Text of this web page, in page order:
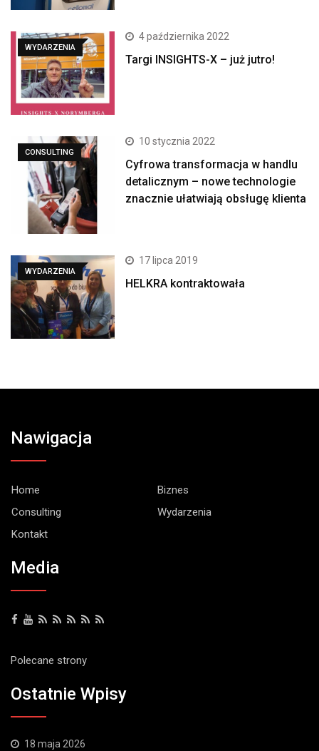
WYDARZENIA
4 października 2022
Targi INSIGHTS-X – już jutro!
CONSULTING
10 stycznia 2022
Cyfrowa transformacja w handlu
detalicznym – nowe technologie
znacznie ułatwiają obsługę klienta
WYDARZENIA
17 lipca 2019
HELKRA kontraktowała
Nawigacja
Home
Biznes
Consulting
Wydarzenia
Kontakt
Media
Polecane strony
Ostatnie Wpisy
18 maja 2026